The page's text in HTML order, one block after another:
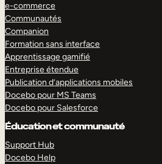
e-commerce
Communautés
Companion
Formation sans interface
Apprentissage gamifié
Entreprise étendue
Publication d’applications mobiles
Docebo pour MS Teams
Docebo pour Salesforce
Éducation et communauté
Support Hub
Docebo Help